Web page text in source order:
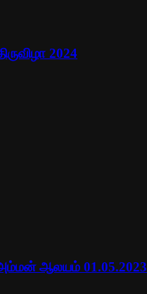
2024
அம்மன் ஆலயம் 01.05.2023